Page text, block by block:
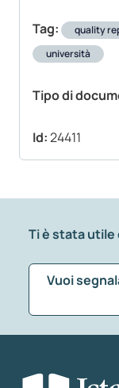
Tag: quality
università
Tipo di
Id:24411
Ti è stata utile
Vuoi